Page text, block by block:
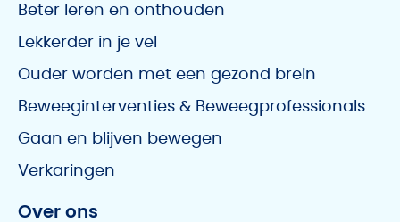
Beter leren en onthouden
Lekkerder in je vel
Ouder worden met een gezond brein
Beweeginterventies & Beweegprofessionals
Gaan en blijven bewegen
Verkaringen
Over ons